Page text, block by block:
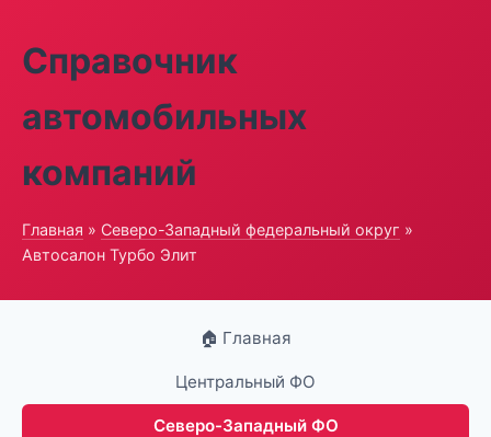
Справочник
автомобильных
компаний
Главная » Северо-Западный федеральный округ »
Автосалон Турбо Элит
🏠 Главная
Центральный ФО
Северо-Западный ФО